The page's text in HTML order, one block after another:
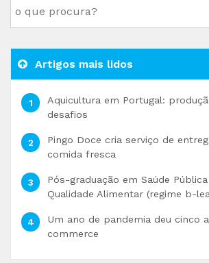
Artigos mais lidos
Aquicultura em Portugal:
desafios
Pingo Doce cria serviço de
comida fresca
Pós-graduação em Saúde
Qualidade Alimentar (regime b-
Um ano de pandemia deu cinco
commerce